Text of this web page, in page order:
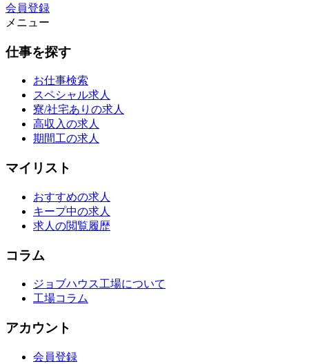
会員登録
メニュー
仕事を探す
お仕事検索
スペシャル求人
寮/社宅ありの求人
高収入の求人
期間工の求人
マイリスト
おすすめの求人
キープ中の求人
求人の閲覧履歴
コラム
ジョブハウス工場について
工場コラム
アカウント
会員登録